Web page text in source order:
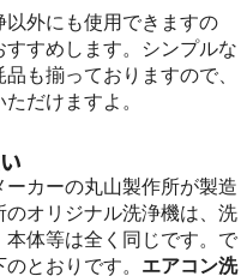
外にも使用できますの
すめします。シンプルな
も揃っておりますので、
だけますよ。
カーの丸山製作所が製造
オリジナル洗浄機は、洗
体等は全く同じです。で
とおりです。 エアコン洗